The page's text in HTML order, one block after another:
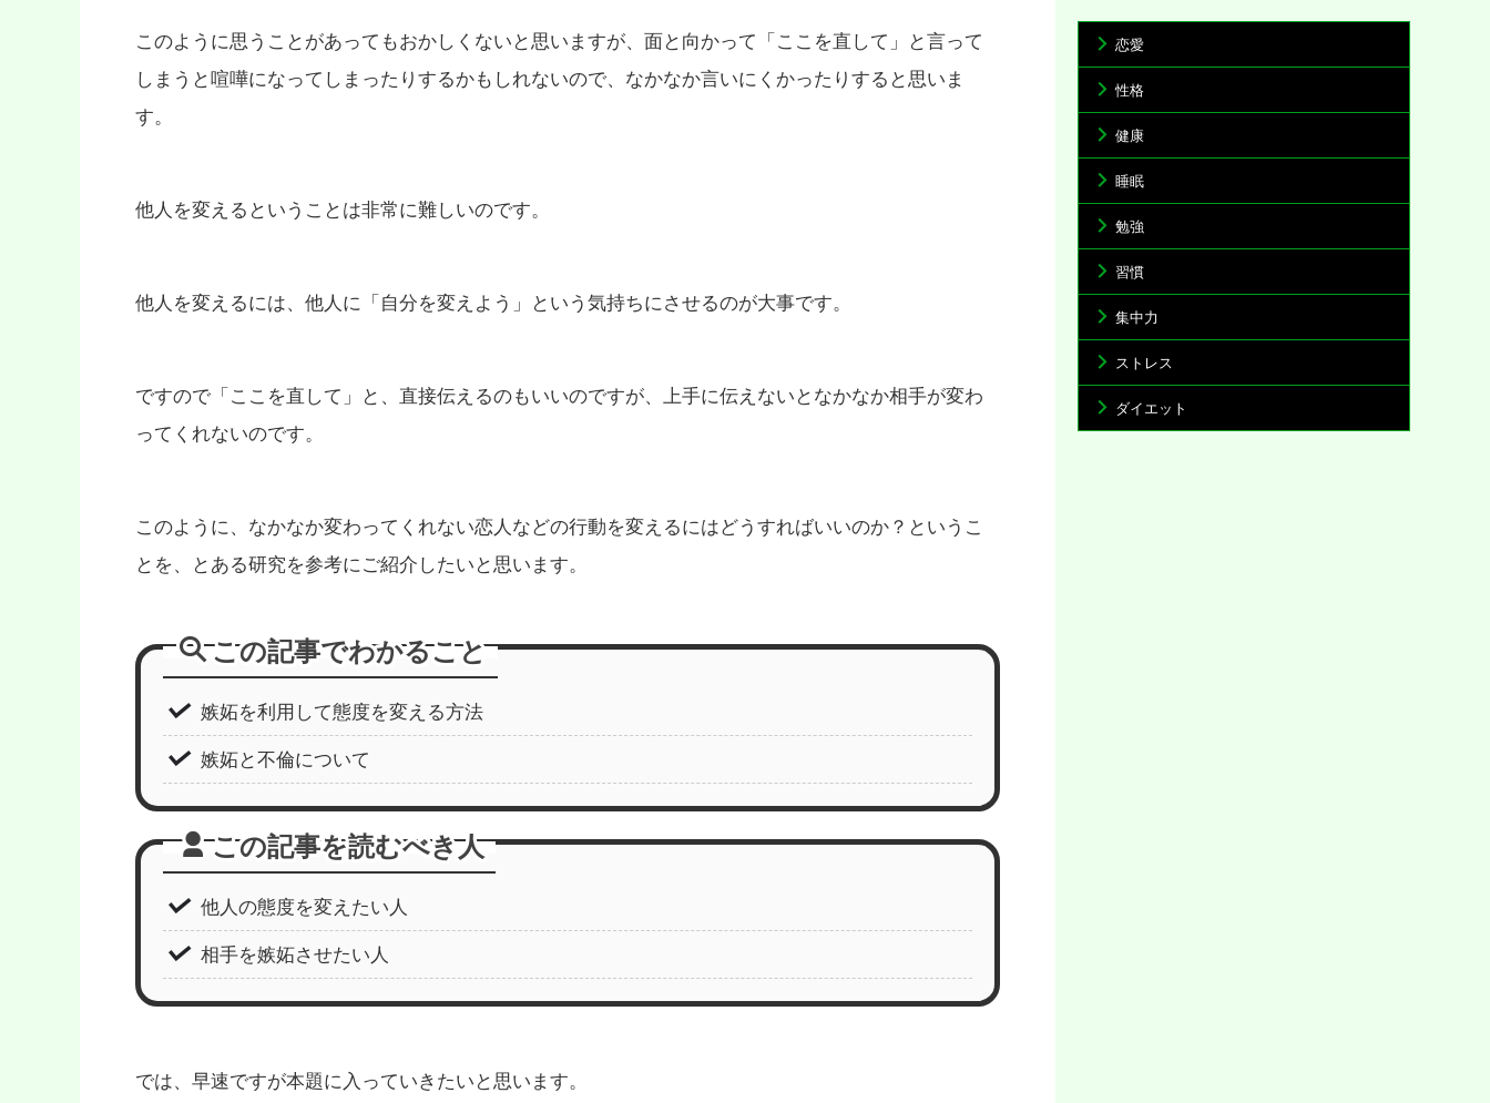
このように思うことがあってもおかしくないと思いますが、面と向かって「ここを直して」と言って
しまうと喧嘩になってしまったりするかもしれないので、なかなか言いにくかったりすると思いま
す。
他人を変えるということは非常に難しいのです。
他人を変えるには、他人に「自分を変えよう」という気持ちにさせるのが大事です。
ですので「ここを直して」と、直接伝えるのもいいのですが、上手に伝えないとなかなか相手が変わ
ってくれないのです。
このように、なかなか変わってくれない恋人などの行動を変えるにはどうすればいいのか？というこ
とを、とある研究を参考にご紹介したいと思います。
この記事でわかること
嫉妬を利用して態度を変える方法
嫉妬と不倫について
この記事を読むべき人
他人の態度を変えたい人
相手を嫉妬させたい人
では、早速ですが本題に入っていきたいと思います。
恋愛
性格
健康
睡眠
勉強
習慣
集中力
ストレス
ダイエット